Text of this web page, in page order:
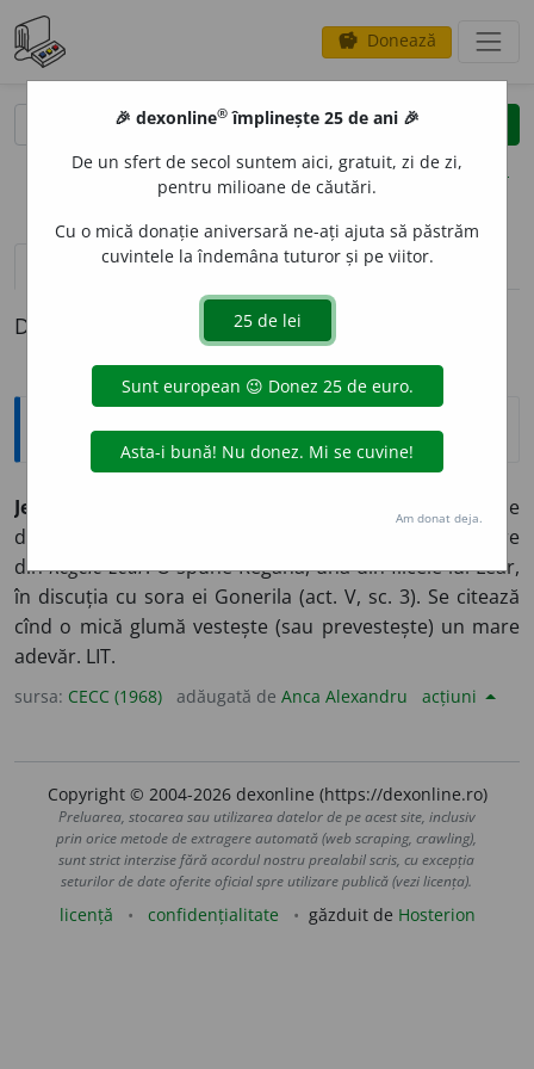
savings Donează
clear
opțiuni
definiții (1)
Definiția cu ID-ul 1328485:
Expresii și citate
Jesters do oft prove prophets
(engl. „Glumeții se
dovedesc adesea profeți”) – maximă a lui Shakespeare
dinRegele Lear. O spune Regana, una din fiicele lui Lear,
în discuția cu sora ei Gonerila (act. V, sc. 3). Se citează
cînd o mică glumă vestește (sau prevestește) un mare
adevăr. LIT.
sursa: CECC (1968) adăugată de Anca Alexandru acțiuni
Copyright © 2004-2026 dexonline (https://dexonline.ro)
Preluarea, stocarea sau utilizarea datelor de pe acest site, inclusiv
prin orice metode de extragere automată (web scraping, crawling),
sunt strict interzise fără acordul nostru prealabil scris, cu excepția
seturilor de date oferite oficial spre utilizare publică (vezi licența).
licență confidențialitate găzduit de Hosterion
🎉 dexonline® împlinește 25 de ani 🎉
De un sfert de secol suntem aici, gratuit, zi de zi,
pentru milioane de căutări.
Cu o mică donație aniversară ne-ați ajuta să păstrăm
cuvintele la îndemâna tuturor și pe viitor.
Am donat deja.